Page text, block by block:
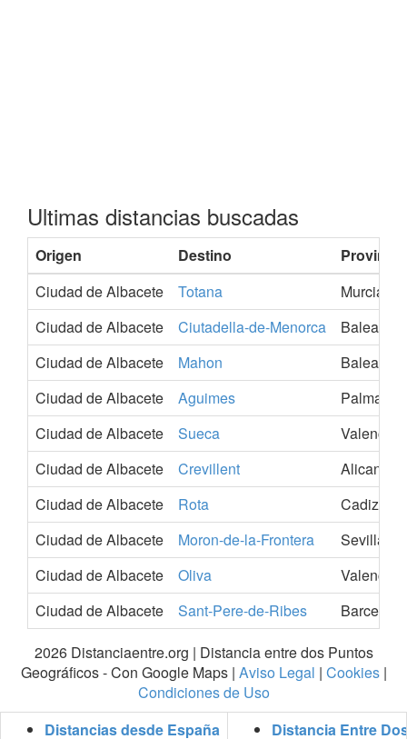
Ultimas distancias buscadas
Origen Destino
Provincia
Ciudad de Albacete
Totana
Murcia
Ciudad de Albacete
Ciutadella-de-Menorca
Balears-
Ciudad de Albacete
Mahon
Balears-
Ciudad de Albacete
Aguimes
Palmas-
Ciudad de Albacete
Sueca
Valencia
Ciudad de Albacete
Crevillent
Alicante-
Ciudad de Albacete
Rota
Cadiz
Ciudad de Albacete
Moron-de-la-Frontera
Sevilla
Ciudad de Albacete
Oliva
Valencia
Ciudad de Albacete
Sant-Pere-de-Ribes
Barcelona
2026 Distanciaentre.org | Distancia entre dos Puntos
Geográficos - Con Google Maps | Aviso Legal | Cookies|
Condiciones de Uso
Distancias desde España
Distancia Entre